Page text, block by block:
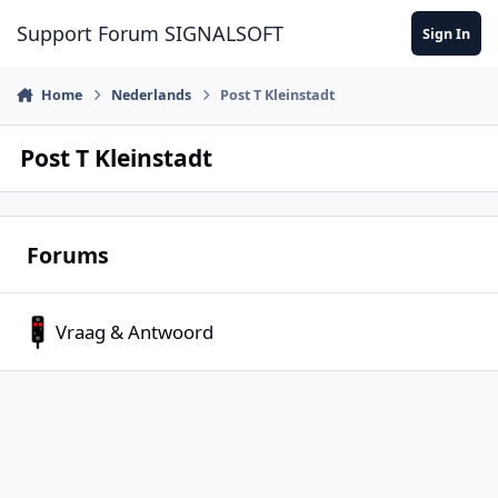
Support Forum SIGNALSOFT Sign In
Home Nederlands Post T Kleinstadt
Post T Kleinstadt
Forums
Vraag & Antwoord